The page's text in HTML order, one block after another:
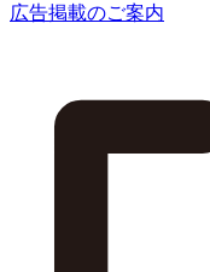
広告掲載のご案内